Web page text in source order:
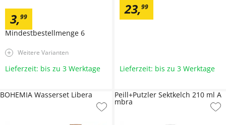
3,99
Mindestbestellmenge 6
Weitere Varianten
Lieferzeit: bis zu 3 Werktage
23,99
Lieferzeit: bis zu 3 Werktage
BOHEMIA Wasserset Libera Peill+Putzler Sektkelch 210 ml A
mbra